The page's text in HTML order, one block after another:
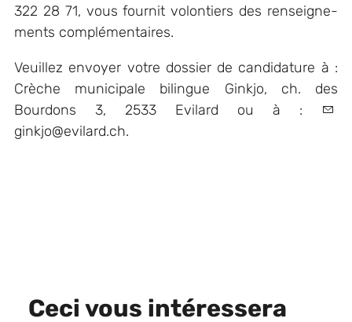
322 28 71, vous fournit volontiers des renseigne-
ments complémentaires.
Veuillez envoyer votre dossier de candidature à :
Crèche municipale bilingue Ginkjo, ch. des
Bourdons 3, 2533 Evilard ou à :
ginkjo@evilard.ch.
Ceci vous intéressera